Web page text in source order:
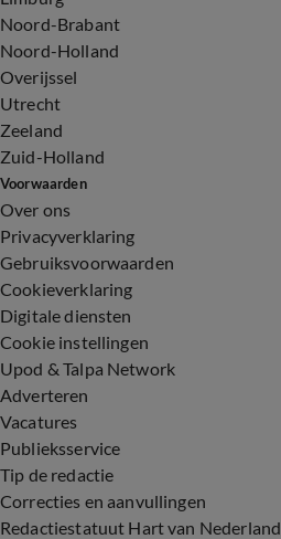
Noord-Brabant
Noord-Holland
Overijssel
Utrecht
Zeeland
Zuid-Holland
Voorwaarden
Over ons
Privacyverklaring
Gebruiksvoorwaarden
Cookieverklaring
Digitale diensten
Cookie instellingen
Upod & Talpa Network
Adverteren
Vacatures
Publieksservice
Tip de redactie
Correcties en aanvullingen
Redactiestatuut Hart van Nederland